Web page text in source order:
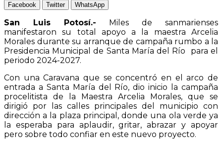
Facebook Twitter WhatsApp
San Luis Potosí.- Miles de sanmarienses
manifestaron su total apoyo a la maestra Arcelia
Morales durante su arranque de campaña rumbo a la
Presidencia Municipal de Santa María del Río para el
periodo 2024-2027.
Con una Caravana que se concentró en el arco de
entrada a Santa María del Río, dio inicio la campaña
procelitista de la Maestra Arcelia Morales, que se
dirigió por las calles principales del municipio con
dirección a la plaza principal, donde una ola verde ya
la esperaba para aplaudir, gritar, abrazar y apoyar
pero sobre todo confiar en este nuevo proyecto.